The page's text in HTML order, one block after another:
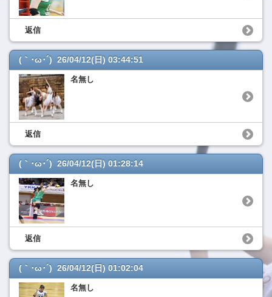
返信
(｀･ω･´) 26/04/12(日) 03:44:51
名無し
返信
(｀･ω･´) 26/04/12(日) 01:28:14
名無し
返信
(｀･ω･´) 26/04/12(日) 01:02:04
名無し